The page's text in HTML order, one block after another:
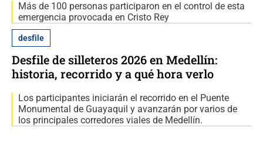
Más de 100 personas participaron en el control de esta
emergencia provocada en Cristo Rey
desfile
Desfile de silleteros 2026 en Medellín:
historia, recorrido y a qué hora verlo
Los participantes iniciarán el recorrido en el Puente
Monumental de Guayaquil y avanzarán por varios de
los principales corredores viales de Medellín.